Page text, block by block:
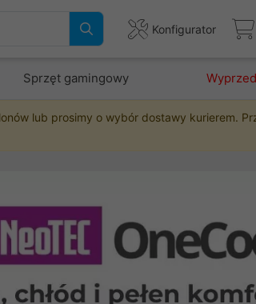
Konfigurator
Sprzęt gamingowy
lub prosimy o wybór dostawy kurierem.